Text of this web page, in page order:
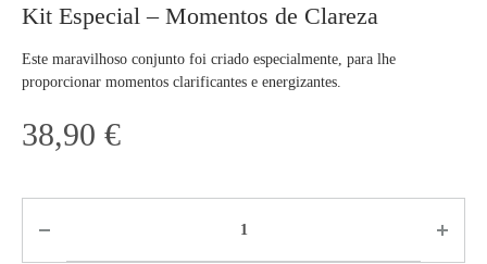
Kit Especial – Momentos de Clareza
Este maravilhoso conjunto foi criado especialmente, para lhe
proporcionar momentos clarificantes e energizantes.
38,90 €